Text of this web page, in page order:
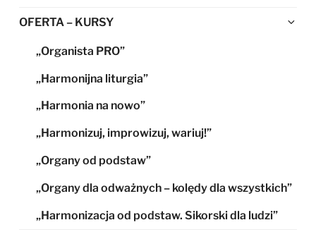
OFERTA – KURSY
„Organista PRO”
„Harmonijna liturgia”
„Harmonia na nowo”
„Harmonizuj, improwizuj, wariuj!”
„Organy od podstaw”
„Organy dla odważnych – kolędy dla wszystkich”
„Harmonizacja od podstaw. Sikorski dla ludzi”